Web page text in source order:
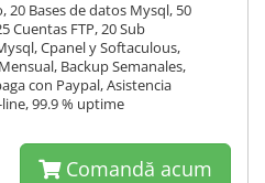
20 Bases de datos Mysql, 50
Cuentas FTP, 20 Sub
Cpanel y Softaculous,
Backup Semanales,
con Paypal, Asistencia
99.9 % uptime
Comandă acum